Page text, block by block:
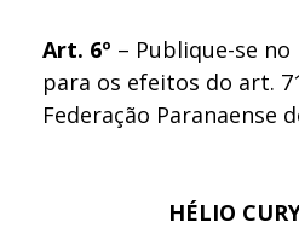
Art. 6º – Publique-se
para os efeitos do art.
Federação Paranaense
HÉLIO